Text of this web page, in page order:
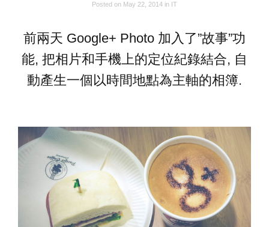
Posted on May 22, 2014 in IT
前兩天 Google+ Photo 加入了”故事”功
能, 把相片和手機上的定位紀錄結合, 自
動產生一個以時間地點為主軸的相簿.